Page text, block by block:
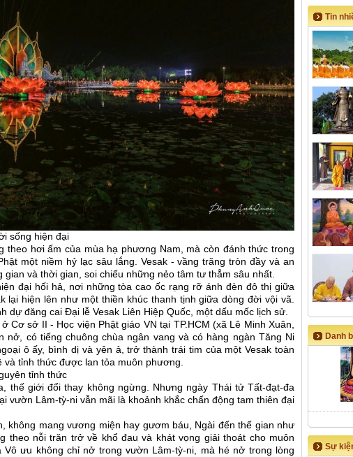
sống hiện đại
theo hơi ấm của mùa hạ phương Nam, mà còn đánh thức trong
một niềm hỷ lạc sâu lắng. Vesak - vầng trăng tròn đầy và an
gian và thời gian, soi chiếu những nẻo tâm tư thẳm sâu nhất.
đại hối hả, nơi những tòa cao ốc rạng rỡ ánh đèn đô thị giữa
lại hiện lên như một thiền khúc thanh tịnh giữa dòng đời vội vã.
dự đăng cai Đại lễ Vesak Liên Hiệp Quốc, một dấu mốc lịch sử.
Cơ sở II - Học viện Phật giáo VN tại TP.HCM (xã Lê Minh Xuân,
nở, có tiếng chuông chùa ngân vang và có hàng ngàn Tăng Ni
ô ấy, bình dị và yên ả, trở thành trái tim của một Vesak toàn
và tỉnh thức được lan tỏa muôn phương.
tỉnh thức
thế giới đổi thay không ngừng. Nhưng ngày Thái tử Tất-đạt-đa
vườn Lâm-tỳ-ni vẫn mãi là khoảnh khắc chấn động tam thiên đại
không mang vương miện hay gươm báu, Ngài đến thế gian như
theo nỗi trăn trở về khổ đau và khát vọng giải thoát cho muôn
Vô ưu không chỉ nở trong vườn Lâm-tỳ-ni, mà hé nở trong lòng
Tin
Danh
Sự